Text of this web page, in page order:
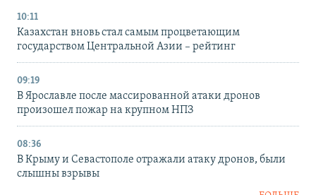
10:11
Казахстан вновь стал самым процветающим
государством Центральной Азии – рейтинг
09:19
В Ярославле после массированной атаки дронов
произошел пожар на крупном НПЗ
08:36
В Крыму и Севастополе отражали атаку дронов, были
слышны взрывы